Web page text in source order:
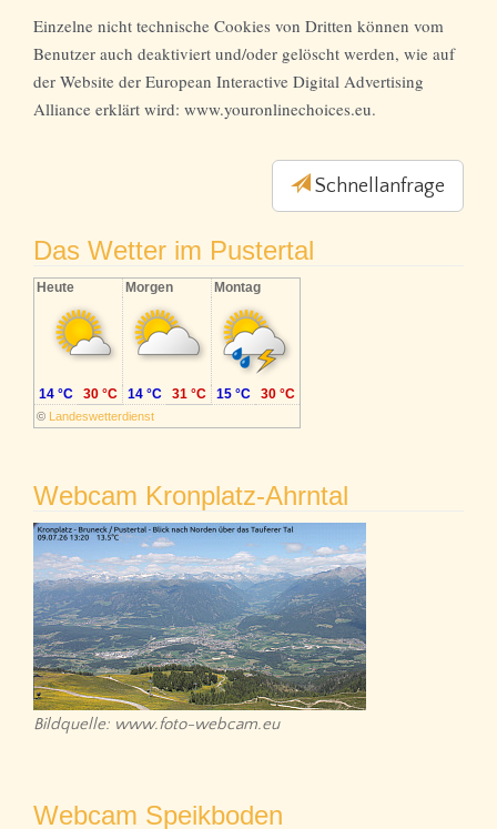
Einzelne nicht technische Cookies von Dritten können vom
Benutzer auch deaktiviert und/oder gelöscht werden, wie auf
der Website der European Interactive Digital Advertising
Alliance erklärt wird: www.youronlinechoices.eu.
Schnellanfrage
Das Wetter im Pustertal
Heute Morgen Montag
© Landeswetterdienst
14 °C 30 °C 14 °C 31 °C 15 °C 30 °C
Webcam Kronplatz-Ahrntal
Bildquelle: www.foto-webcam.eu
Webcam Speikboden